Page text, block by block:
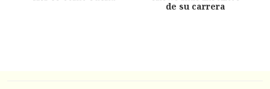
de su carrera